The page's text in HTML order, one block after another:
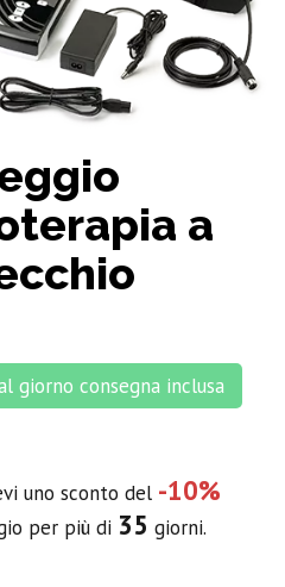
a
giorno consegna inclusa
uno sconto del -10%
per più di 35 giorni.